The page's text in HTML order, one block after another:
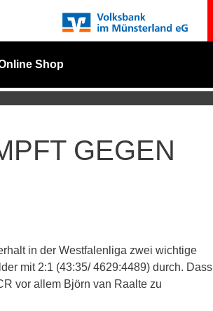
Shop
GEGEN
in der Westfalenliga zwei wichtige
mit 2:1 (43:35/ 4629:4489) durch. Dass
vor allem Björn van Raalte zu